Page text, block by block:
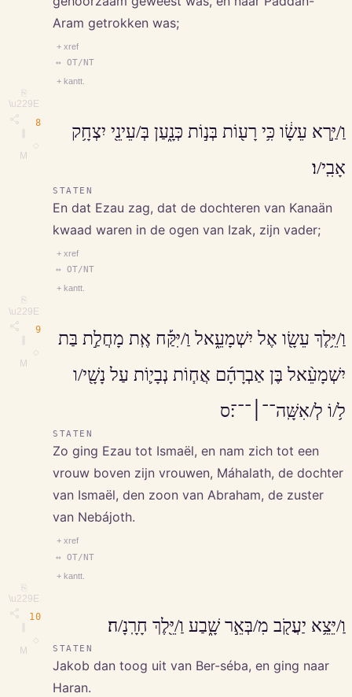
⎘
\u229E
M
Aram getrokken was;
+ xref
↔ OT/NT
+ kantt.
8
⎘
\u229E
M
וַ/יַּ֣רְא עֵשָׂ֔ו כִּ֥י רָע֖וֹת בְּנ֣וֹת כְּנָ֑עַן בְּ/עֵינֵ֖י יִצְחָ֥ק
אָבִֽי/ו׃
STATEN
En dat Ezau zag, dat de dochteren van Kanaän
kwaad waren in de ogen van Izak, zijn vader;
+ xref
↔ OT/NT
+ kantt.
9
⎘
\u229E
M
וַ/יֵּ֥לֶךְ עֵשָׂ֖ו אֶל יִשְׁמָעֵ֑אל וַ/יִּקַּ֡ח אֶֽת מָחֲלַ֣ת בַּת
יִשְׁמָעֵ֨אל בֶּן אַבְרָהָ֜ם אֲח֧וֹת נְבָי֛וֹת עַל נָשָׁ֖י/ו
ל֥/וֹ לְ/אִשָּֽׁה־־׀־־־׃ס
STATEN
Zo ging Ezau tot Ismaël, en nam zich tot een
vrouw boven zijn vrouwen, Máhalath, de dochter
van Ismaël, den zoon van Abraham, de zuster
van Nebájoth.
+ xref
↔ OT/NT
+ kantt.
10 וַ/יֵּצֵ֥א יַעֲקֹ֖ב מִ/בְּאֵ֣ר שָׁ֑בַע וַ/יֵּ֖לֶךְ חָרָֽנָ/ה׃
STATEN
Jakob dan toog uit van Ber-séba, en ging naar
Haran.